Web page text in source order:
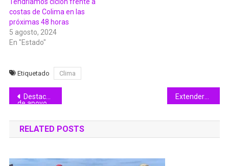
Tendríamos ciclón frente a
costas de Colima en las
próximas 48 horas
5 agosto, 2024
En "Estado"
Etiquetado Clima
Navegación
de
entradas
Destaca DIF Cuauhtémoc entrega
de apoyos durante el mes de junio
Extenderán a todo el año programa “Familia de acogida”
RELATED POSTS